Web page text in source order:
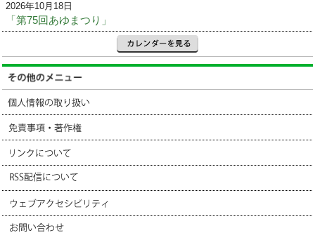
2026年10月18日
「第75回あゆまつり」